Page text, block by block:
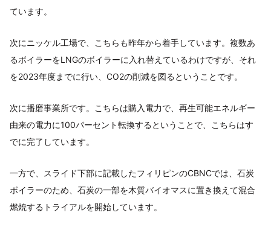
ています。
次にニッケル工場で、こちらも昨年から着手しています。複数あ
るボイラーをLNGのボイラーに入れ替えているわけですが、それ
を2023年度までに行い、CO2の削減を図るということです。
次に播磨事業所です。こちらは購入電力で、再生可能エネルギー
由来の電力に100パーセント転換するということで、こちらはす
でに完了しています。
一方で、スライド下部に記載したフィリピンのCBNCでは、石炭
ボイラーのため、石炭の一部を木質バイオマスに置き換えて混合
燃焼するトライアルを開始しています。